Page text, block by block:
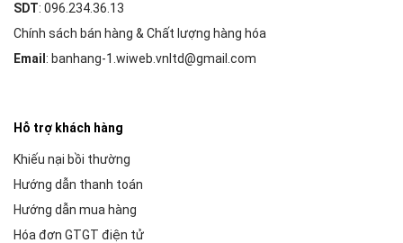
SDT: 096.234.36.13
Chính sách bán hàng & Chất lượng hàng hóa
Email : banhang-1.wiweb.vnltd@gmail.com
Hỗ trợ khách hàng
Khiếu nại bồi thường
Hướng dẫn thanh toán
Hướng dẫn mua hàng
Hóa đơn GTGT điện tử